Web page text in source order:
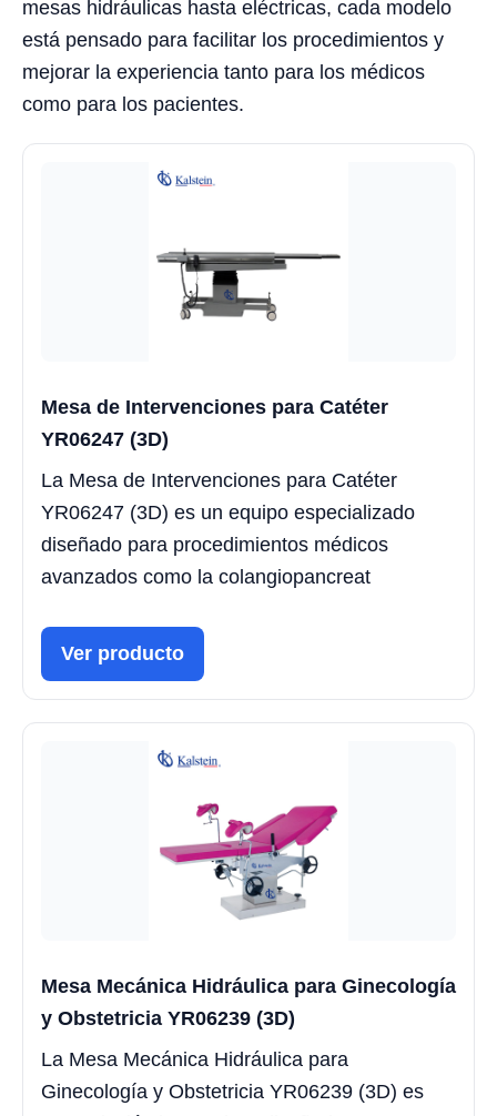
mesas hidráulicas hasta eléctricas, cada modelo
está pensado para facilitar los procedimientos y
mejorar la experiencia tanto para los médicos
como para los pacientes.
Mesa de Intervenciones para Catéter
YR06247 (3D)
La Mesa de Intervenciones para Catéter
YR06247 (3D) es un equipo especializado
diseñado para procedimientos médicos
avanzados como la colangiopancreat
Ver producto
Mesa Mecánica Hidráulica para Ginecología
y Obstetricia YR06239 (3D)
La Mesa Mecánica Hidráulica para
Ginecología y Obstetricia YR06239 (3D) es